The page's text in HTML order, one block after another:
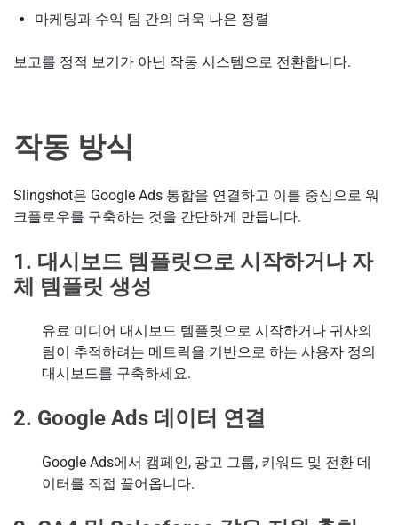
마케팅과 수익 팀 간의 더욱 나은 정렬
보고를 정적 보기가 아닌 작동 시스템으로 전환합니다.
작동 방식
Slingshot은 Google Ads 통합을 연결하고 이를 중심으로 워
크플로우를 구축하는 것을 간단하게 만듭니다.
1. 대시보드 템플릿으로 시작하거나 자
체 템플릿 생성
유료 미디어 대시보드 템플릿으로 시작하거나 귀사의
팀이 추적하려는 메트릭을 기반으로 하는 사용자 정의
대시보드를 구축하세요.
2. Google Ads 데이터 연결
Google Ads에서 캠페인, 광고 그룹, 키워드 및 전환 데
이터를 직접 끌어옵니다.